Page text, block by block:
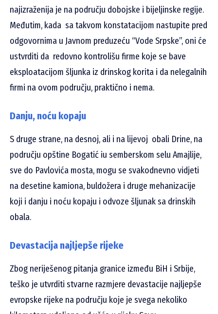
najizraženija je na području dobojske i bijeljinske regije.
Međutim, kada sa takvom konstatacijom nastupite pred
odgovornima u Javnom preduzeću “Vode Srpske”, oni će
ustvrditi da redovno kontrolišu firme koje se bave
eksploatacijom šljunka iz drinskog korita i da nelegalnih
firmi na ovom području, praktično i nema.
Danju, noću kopaju
S druge strane, na desnoj, ali i na lijevoj obali Drine, na
području opštine Bogatić iu semberskom selu Amajlije,
sve do Pavlovića mosta, mogu se svakodnevno vidjeti
na desetine kamiona, buldožera i druge mehanizacije
koji i danju i noću kopaju i odvoze šljunak sa drinskih
obala.
Devastacija najljepše rijeke
Zbog neriješenog pitanja granice između BiH i Srbije,
teško je utvrditi stvarne razmjere devastacije najljepše
evropske rijeke na području koje je svega nekoliko